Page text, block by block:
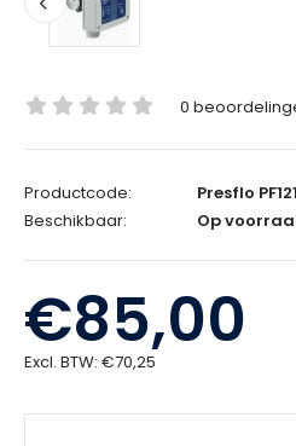
0
Productcode:
Presflo
Beschikbaar:
Op
€85,00
Excl. BTW: €70,25